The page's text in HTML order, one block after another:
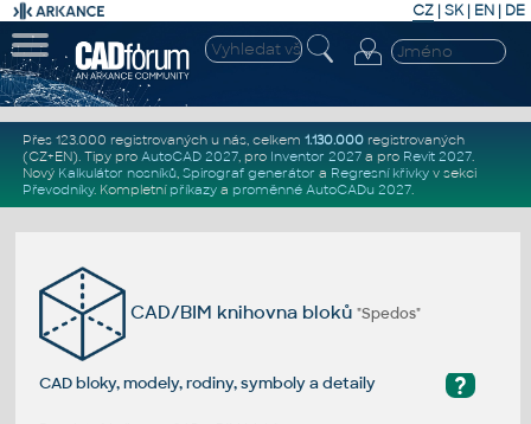
CZ | SK| EN | DE
Přes 123.000 registrovaných u nás, celkem 1.130.000registrovaných
(CZ+EN). Tipy pro AutoCAD 2027, pro Inventor 2027a pro Revit 2027.
Nový Kalkulátor nosníků, Spirograf generátor a Regresní křivkyv sekci
Převodníky. Kompletní příkazya proměnné AutoCADu 2027.
CAD/BIM knihovna bloků"Spedos"
?
CAD bloky, modely, rodiny, symboly a detaily